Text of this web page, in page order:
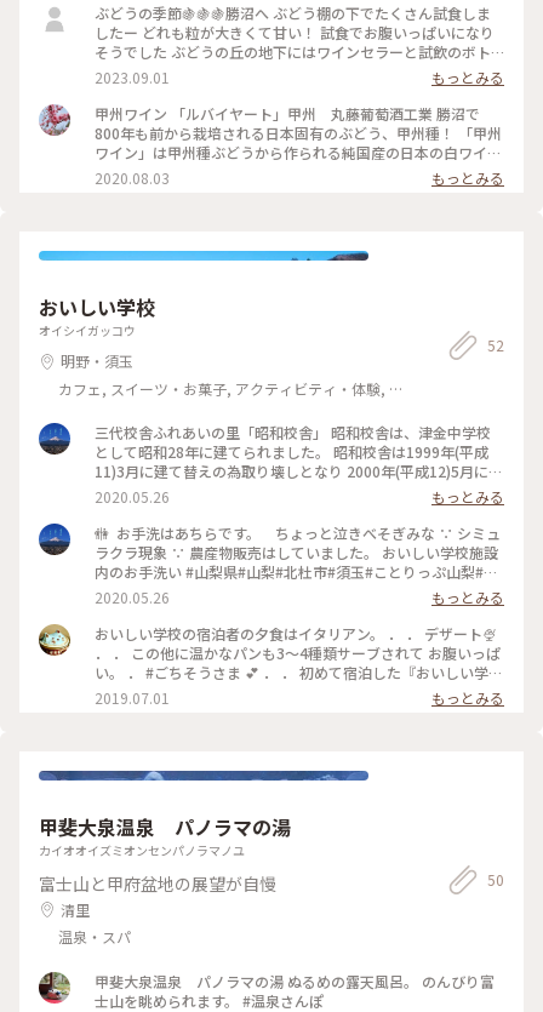
ぶどうの季節🍇🍇🍇勝沼へ ぶどう棚の下でたくさん試食しま
したー どれも粒が大きくて甘い！ 試食でお腹いっぱいになり
そうでした ぶどうの丘の地下にはワインセラーと試飲のボト
ルがたくさん🍷 ひとりドライブなので飲めませんが… 過去に
は天皇ご夫妻もいらしたのですね 雅子様キレーイ✨
2023.09.01
もっとみる
甲州ワイン 「ルバイヤート」甲州 丸藤葡萄酒工業 勝沼で
800年も前から栽培される日本固有のぶどう、甲州種！ 「甲州
ワイン」は甲州種ぶどうから作られる純国産の日本の白ワイン
です✨🥂💕 スッキリとした辛口で和食によく合います✨ #ルバ
イヤート甲州 #ワイン #丸藤葡萄酒工業 #甲州種ぶどう
2020.08.03 もっとみる
おいしい学校
オイシイガッコウ
明野・須玉
カフェ, スイーツ・お菓子, アクティビティ・体験, ラ
52
三代校舎ふれあいの里「昭和校舎」 昭和校舎は、津金中学校
として昭和28年に建てられました。 昭和校舎は1999年(平成
11)3月に建て替えの為取り壊しとなり 2000年(平成12)5月に洋
と和それぞれのレストラン、パン工房、農産物やワイン土産物
等の販売所、宿泊施設、ハーブ湯を備えた『おいしい学校』と
してオープンしました。 昔の校舎の面影はなくなりました
が、新しい施設として人気を集めているようです。 三代校舎ふ
れあいの里には 「明治校舎」 「大正校舎」 「昭和校舎」 の3
いますが、私も中学1年生の時に ○○中学の最後の木造校舎で
学びました。 二階建ての味わいのある校舎でした。 バケツの
水や牛乳をこぼすと下の階に落ちていたようです💧 もちろん
鉄筋コンクリートの校舎もありました。 その数年前に1学年16
クラスとかあったそうですが クラスが多いので新しく学区割
りされ全校生徒数が減りました。 (それでも1クラス40名以上
○○中の七不思議とかありましたがそれは木造校舎の時代〜(*
の街#ことりっぷ山梨#三代校舎ふれあいの里#昭和校舎#学校#
おいしい学校#桜#ソメイヨシノ
2020.05.26
もっとみる
🚻 お手洗はあちらです。 ちょっと泣きべそぎみな ∵ シミュ
ラクラ現象 ∵ 農産物販売はしていました。 おいしい学校施設
内のお手洗い #山梨県#山梨#北杜市#須玉#ことりっぷ山梨#お
手洗い#トイレ#シミュラクラ現象#三代校舎ふれあいの里#お
いしい学校#昭和校舎
2020.05.26
もっとみる
おいしい学校の宿泊者の夕食はイタリアン。 ． ． デザート🍨
． ． この他に温かなパンも3〜4種類サーブされて お腹いっぱ
い。 ． #ごちそうさま 💕 ． ． 初めて宿泊した『おいしい学
校』 初めてなので様子が分からない事もあって食事付きにし
たけれど 懐かしの木造教室でいただける給食は、 前もって予
有りかな…と、思いました😆 ． ． #パンが好き #山梨#北杜#
2019.07.01 もっとみる
甲斐大泉温泉 パノラマの湯
カイオオイズミオンセンパノラマノユ
富士山と甲府盆地の展望が自慢
清里
温泉・スパ
50
甲斐大泉温泉 パノラマの湯 ぬるめの露天風呂。 のんびり富
士山を眺められます。 #温泉さんぽ